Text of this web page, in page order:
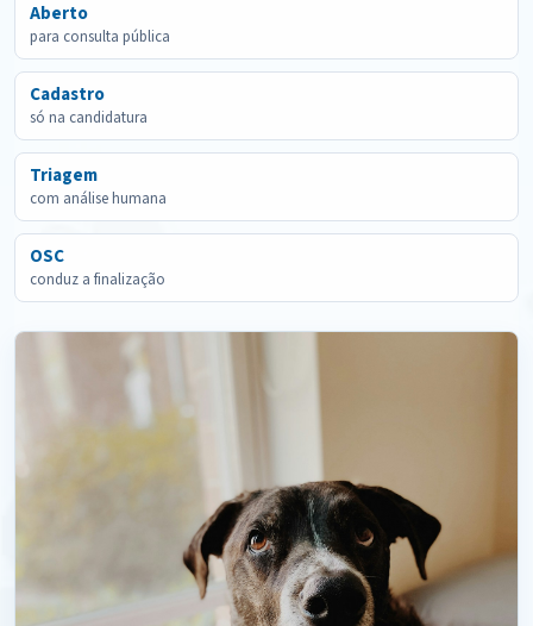
Aberto
para consulta pública
Cadastro
só na candidatura
Triagem
com análise humana
OSC
conduz a finalização